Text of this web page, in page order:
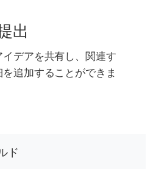
出
デアを共有し、関連す
追加することができま
ド